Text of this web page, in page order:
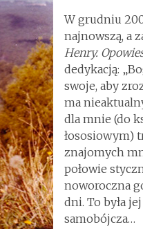
W grudniu
najnowszą, a
Henry.
dedykacją:
swoje, aby
ma
dla mnie (do
łososiowym)
znajomych
połowie
noworoczna
dni. To była
samobójcza…